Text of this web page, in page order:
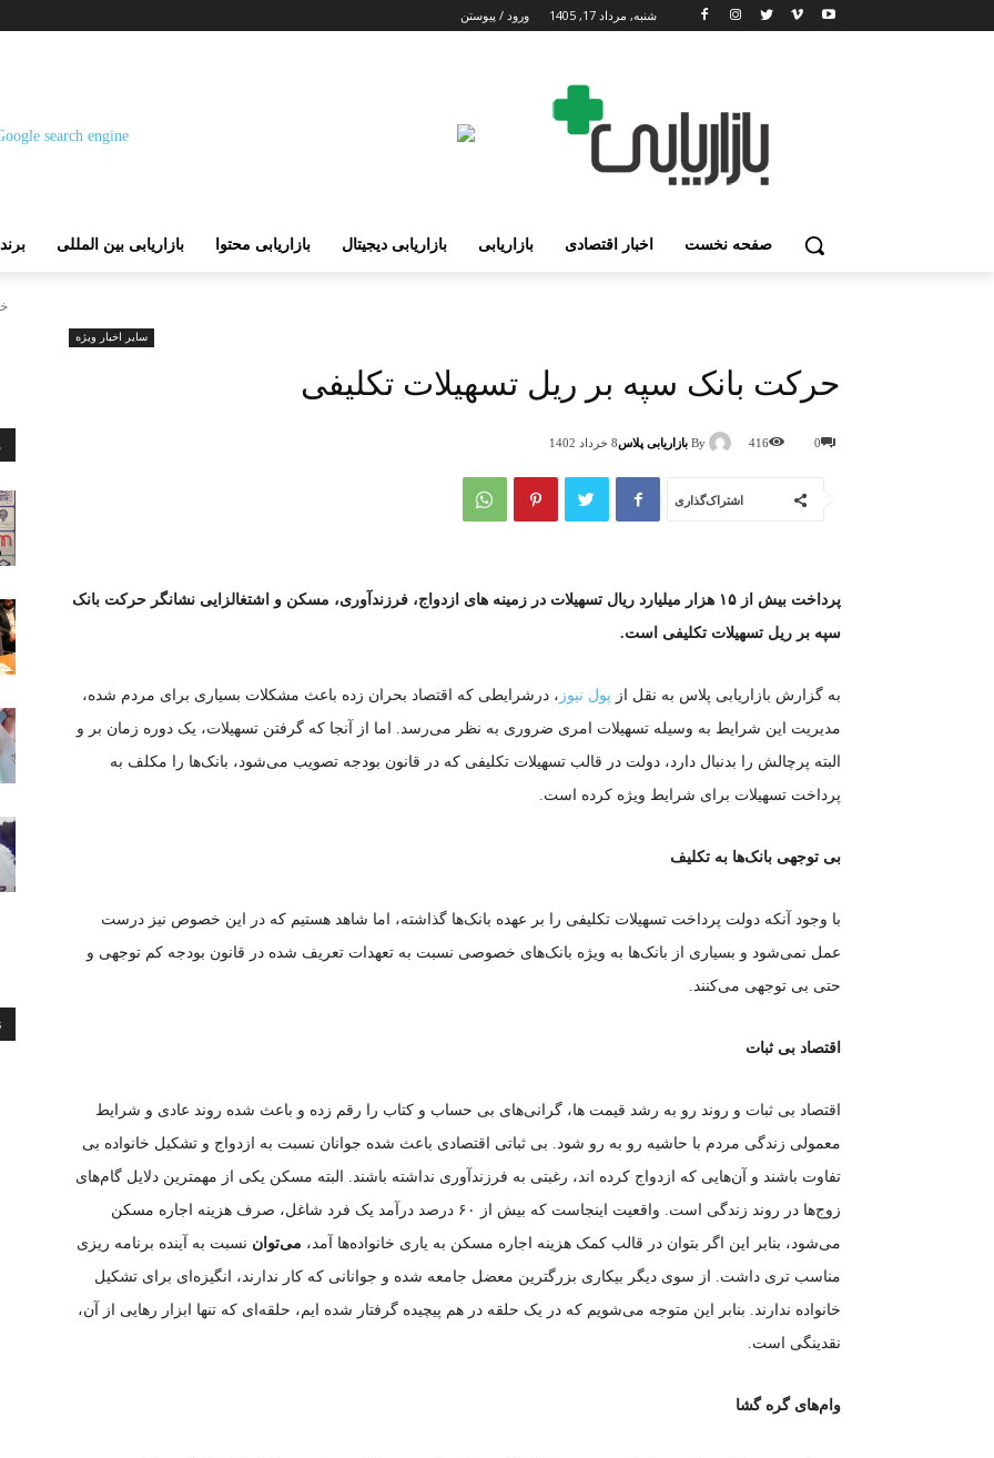
شنبه, مرداد 17, 1405 ورود / پیوستن
صفحه نخست اخبار اقتصادی بازاریابی بازاریابی دیجیتال بازاریابی محتوا بازاریابی بین المللی
سایر اخبار ویژه
حرکت بانک سپه بر ریل تسهیلات تکلیفی
By بازاریابی پلاس8 خرداد 1402 0
416
اشتراک‌گذاری
پرداخت بیش از ۱۵ هزار میلیارد ریال تسهیلات در زمینه های ازدواج، فرزندآوری، مسکن و اشتغالزایی نشانگر حرکت بانک
سپه بر ریل تسهیلات تکلیفی است.
به گزارش بازاریابی پلاس به نقل از پول نیوز ، درشرایطی که اقتصاد بحران زده باعث مشکلات بسیاری برای مردم شده،
مدیریت این شرایط به وسیله تسهیلات امری ضروری به نظر می‌رسد. اما از آنجا که گرفتن تسهیلات، یک دوره زمان بر و
البته پرچالش را بدنبال دارد، دولت در قالب تسهیلات تکلیفی که در قانون بودجه تصویب می‌شود، بانک‌ها را مکلف به
پرداخت تسهیلات برای شرایط ویژه کرده است.
بی توجهی بانک‌ها به تکلیف
با وجود آنکه دولت پرداخت تسهیلات تکلیفی را بر عهده بانک‌ها گذاشته، اما شاهد هستیم که در این خصوص نیز درست
عمل نمی‌شود و بسیاری از بانک‌ها به ویژه بانک‌های خصوصی نسبت به تعهدات تعریف شده در قانون بودجه کم توجهی و
حتی بی توجهی می‌کنند.
اقتصاد بی ثبات
اقتصاد بی ثبات و روند رو به رشد قیمت ها، گرانی‌های بی حساب و کتاب را رقم زده و باعث شده روند عادی و شرایط
معمولی زندگی مردم با حاشیه رو به رو شود. بی ثباتی اقتصادی باعث شده جوانان نسبت به ازدواج و تشکیل خانواده بی
تفاوت باشند و آن‌هایی که ازدواج کرده اند، رغبتی به فرزندآوری نداشته باشند. البته مسکن یکی از مهمترین دلایل گام‌های
زوج‌ها در روند زندگی است. واقعیت اینجاست که بیش از ۶۰ درصد درآمد یک فرد شاغل، صرف هزینه اجاره مسکن
می‌شود، بنابر این اگر بتوان در قالب کمک هزینه اجاره مسکن به یاری خانواده‌ها آمد، می‌توان نسبت به آینده برنامه ریزی
مناسب تری داشت. از سوی دیگر بیکاری بزرگترین معضل جامعه شده و جوانانی که کار ندارند، انگیزه‌ای برای تشکیل
خانواده ندارند. بنابر این متوجه می‌شویم که در یک حلقه در هم پیچیده گرفتار شده ایم، حلقه‌ای که تنها ابزار رهایی از آن،
نقدینگی است.
وام‌های گره گشا